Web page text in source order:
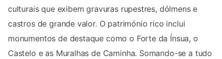
culturais que exibem gravuras rupestres, dólmens e
castros de grande valor. O património rico inclui
monumentos de destaque como o Forte da Ínsua, o
Castelo e as Muralhas de Caminha. Somando-se a tudo